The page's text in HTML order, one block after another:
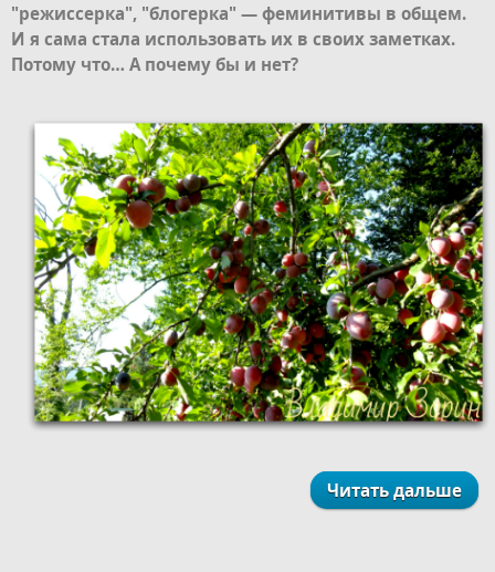
"режиссерка", "блогерка" — феминитивы в общем.
И я сама стала использовать их в своих заметках.
Потому что… А почему бы и нет?
Читать дальше